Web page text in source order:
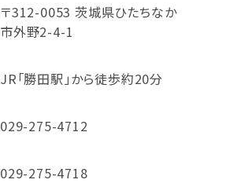
〒312-0053 茨城県ひたちなか
市外野2-4-1
JR「勝田駅」から徒歩約20分
029-275-4712
029-275-4718